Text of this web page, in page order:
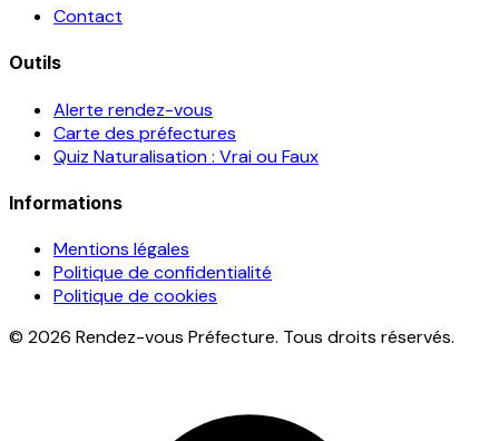
Contact
Outils
Alerte rendez-vous
Carte des préfectures
Quiz Naturalisation : Vrai ou Faux
Informations
Mentions légales
Politique de confidentialité
Politique de cookies
© 2026 Rendez-vous Préfecture. Tous droits réservés.